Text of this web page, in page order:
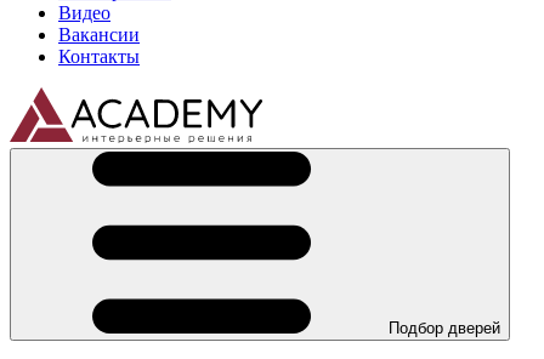
Видео
Вакансии
Контакты
Подбор дверей